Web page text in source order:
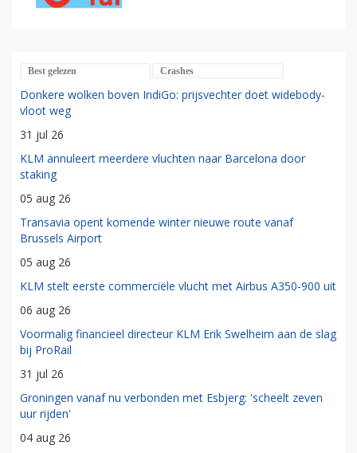
Best gelezen Crashes
Donkere wolken boven IndiGo: prijsvechter doet widebody-
vloot weg
31 jul 26
KLM annuleert meerdere vluchten naar Barcelona door
staking
05 aug 26
Transavia opent komende winter nieuwe route vanaf
Brussels Airport
05 aug 26
KLM stelt eerste commerciële vlucht met Airbus A350-900 uit
06 aug 26
Voormalig financieel directeur KLM Erik Swelheim aan de slag
bij ProRail
31 jul 26
Groningen vanaf nu verbonden met Esbjerg: 'scheelt zeven
uur rijden'
04 aug 26